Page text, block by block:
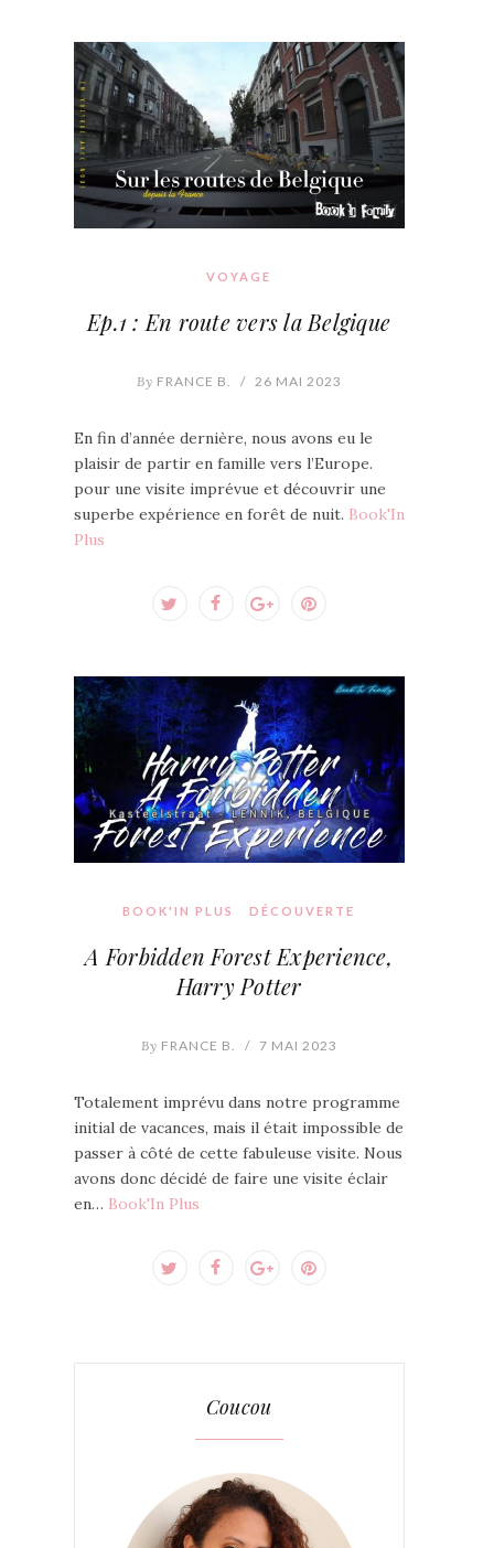
VOYAGE
Ep.1 : En route vers la Belgique
By FRANCE B. / 26 MAI 2023
En fin d’année dernière, nous avons eu le
plaisir de partir en famille vers l’Europe.
pour une visite imprévue et découvrir une
superbe expérience en forêt de nuit. Book'In
Plus
BOOK'IN PLUS DÉCOUVERTE
A Forbidden Forest Experience,
Harry Potter
By FRANCE B. / 7 MAI 2023
Totalement imprévu dans notre programme
initial de vacances, mais il était impossible de
passer à côté de cette fabuleuse visite. Nous
avons donc décidé de faire une visite éclair
en… Book'In Plus
Coucou